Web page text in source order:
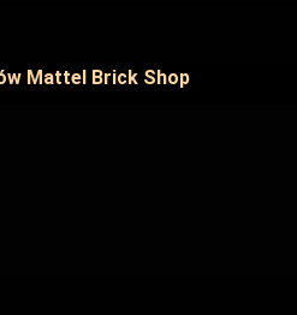
Mattel Brick Shop